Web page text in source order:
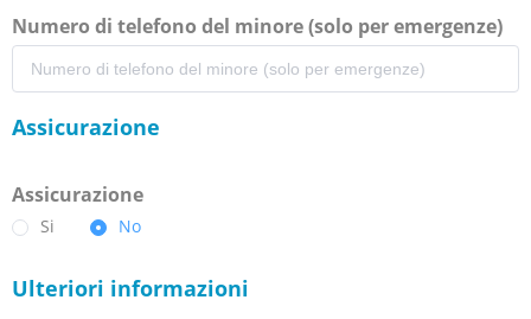
Numero di telefono del minore (solo per emergenze)
Assicurazione
Assicurazione
Si No
Ulteriori informazioni